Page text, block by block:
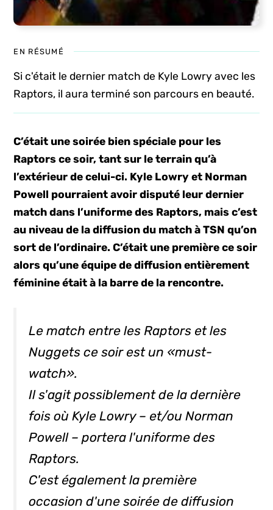
EN RÉSUMÉ
Si c'était le dernier match de Kyle Lowry avec les
Raptors, il aura terminé son parcours en beauté.
C’était une soirée bien spéciale pour les
Raptors ce soir, tant sur le terrain qu’à
l’extérieur de celui-ci. Kyle Lowry et Norman
Powell pourraient avoir disputé leur dernier
match dans l’uniforme des Raptors, mais c’est
au niveau de la diffusion du match à TSN qu’on
sort de l’ordinaire. C’était une première ce soir
alors qu’une équipe de diffusion entièrement
féminine était à la barre de la rencontre.
Le match entre les Raptors et les
Nuggets ce soir est un «must-
watch».
Il s'agit possiblement de la dernière
fois où Kyle Lowry – et/ou Norman
Powell – portera l'uniforme des
Raptors.
C'est également la première
occasion d'une soirée de diffusion